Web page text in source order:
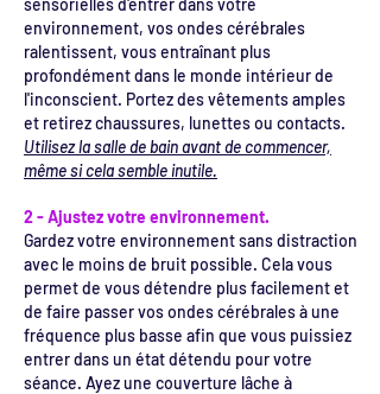
sensorielles d'entrer dans votre
environnement, vos ondes cérébrales
ralentissent, vous entraînant plus
profondément dans le monde intérieur de
l'inconscient. Portez des vêtements amples
et retirez chaussures, lunettes ou contacts.
Utilisez la salle de bain avant de commencer,
même si cela semble inutile.
2 - Ajustez votre environnement.
Gardez votre environnement sans distraction
avec le moins de bruit possible. Cela vous
permet de vous détendre plus facilement et
de faire passer vos ondes cérébrales à une
fréquence plus basse afin que vous puissiez
entrer dans un état détendu pour votre
séance. Ayez une couverture lâche à